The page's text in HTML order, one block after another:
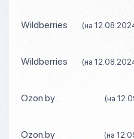
Wildberries (на
Wildberries (на
Ozon.by (на
Ozon.by (на